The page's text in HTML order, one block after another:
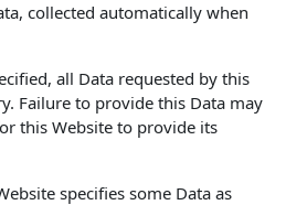
collected automatically when
all Data requested by this
Failure to provide this Data may
this Website to provide its
specifies some Data as